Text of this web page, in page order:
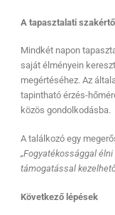
A tapasztalati
Mindkét napon
saját élményein
megértéséhez. Az
tapintható érzés-
közös gondolkodásba.
A találkozó egy
„Fogyatékossággal
támogatással
Következő lépések